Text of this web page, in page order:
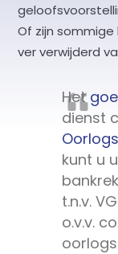
Of zijn
ver verwijderd
Het
dienst
kunt u
t.n.v.
o.v.v.